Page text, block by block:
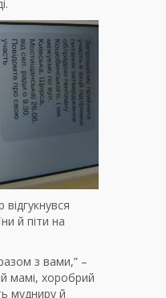
й піти на
з вами,” –
мамі, хоробрий
мудниру й